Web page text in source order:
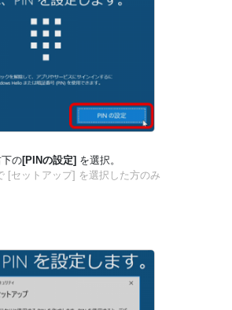
の[PINの設定] を選択。
[セットアップ] を選択した方のみ